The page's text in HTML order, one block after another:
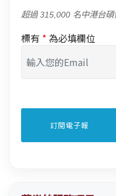
超過 315,000 名中港台
標有 * 為必填欄位